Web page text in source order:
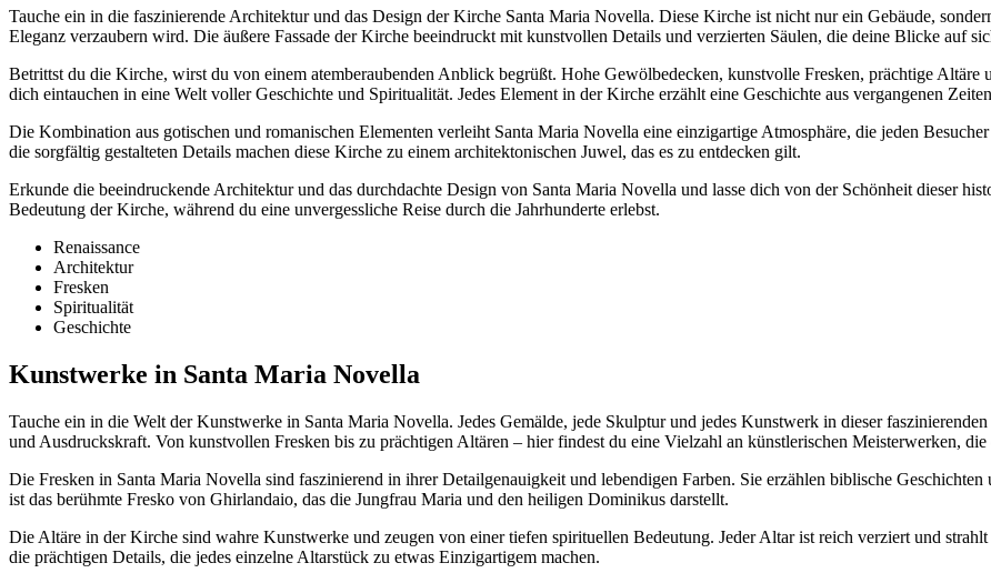
Tauche ein in die faszinierende Architektur und das Design der Kirche Santa Maria Novella. Diese Kirche ist nicht nur ein Gebäude,
Eleganz verzaubern wird. Die äußere Fassade der Kirche beeindruckt mit kunstvollen Details und verzierten Säulen, die deine Blicke auf
Betrittst du die Kirche, wirst du von einem atemberaubenden Anblick begrüßt. Hohe Gewölbedecken, kunstvolle Fresken, prächtige Altäre
dich eintauchen in eine Welt voller Geschichte und Spiritualität. Jedes Element in der Kirche erzählt eine Geschichte aus vergangenen
Die Kombination aus gotischen und romanischen Elementen verleiht Santa Maria Novella eine einzigartige Atmosphäre, die jeden
die sorgfältig gestalteten Details machen diese Kirche zu einem architektonischen Juwel, das es zu entdecken gilt.
Erkunde die beeindruckende Architektur und das durchdachte Design von Santa Maria Novella und lasse dich von der Schönheit dieser
Bedeutung der Kirche, während du eine unvergessliche Reise durch die Jahrhunderte erlebst.
Renaissance
Architektur
Fresken
Spiritualität
Geschichte
Kunstwerke in Santa Maria Novella
Tauche ein in die Welt der Kunstwerke in Santa Maria Novella. Jedes Gemälde, jede Skulptur und jedes Kunstwerk in dieser
und Ausdruckskraft. Von kunstvollen Fresken bis zu prächtigen Altären – hier findest du eine Vielzahl an künstlerischen Meisterwerken,
Die Fresken in Santa Maria Novella sind faszinierend in ihrer Detailgenauigkeit und lebendigen Farben. Sie erzählen biblische
ist das berühmte Fresko von Ghirlandaio, das die Jungfrau Maria und den heiligen Dominikus darstellt.
Die Altäre in der Kirche sind wahre Kunstwerke und zeugen von einer tiefen spirituellen Bedeutung. Jeder Altar ist reich verziert und
die prächtigen Details, die jedes einzelne Altarstück zu etwas Einzigartigem machen.